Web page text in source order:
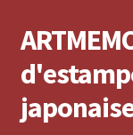
Aller
à
la
navigation
Aller
au
contenu